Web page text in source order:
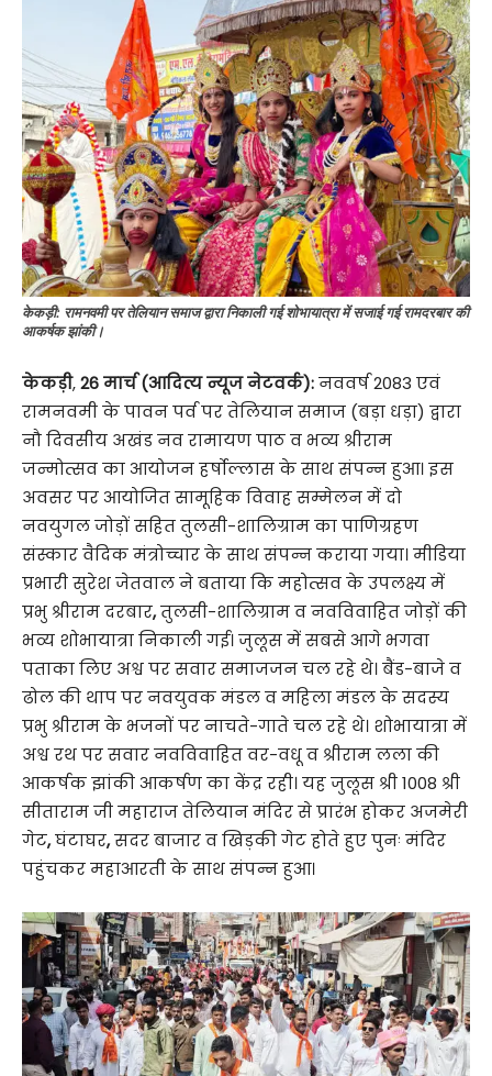
केकड़ी: रामनवमी पर तेलियान समाज द्वारा निकाली गई शोभायात्रा में सजाई गई रामदरबार की
आकर्षक झांकी।
केकड़ी,26 मार्च (आदित्य न्यूज नेटवर्क):नववर्ष 2083 एवं
रामनवमी के पावन पर्व पर तेलियान समाज (बड़ा धड़ा) द्वारा
नौ दिवसीय अखंड नव रामायण पाठ व भव्य श्रीराम
जन्मोत्सव का आयोजन हर्षोल्लास के साथ संपन्न हुआ। इस
अवसर पर आयोजित सामूहिक विवाह सम्मेलन में दो
नवयुगल जोड़ों सहित तुलसी-शालिग्राम का पाणिग्रहण
संस्कार वैदिक मंत्रोच्चार के साथ संपन्न कराया गया। मीडिया
प्रभारी सुरेश जेतवाल ने बताया कि महोत्सव के उपलक्ष्य में
प्रभु श्रीराम दरबार,तुलसी-शालिग्राम व नवविवाहित जोड़ों की
भव्य शोभायात्रा निकाली गई। जुलूस में सबसे आगे भगवा
पताका लिए अश्व पर सवार समाजजन चल रहे थे। बैंड-बाजे व
ढोल की थाप पर नवयुवक मंडल व महिला मंडल के सदस्य
प्रभु श्रीराम के भजनों पर नाचते-गाते चल रहे थे। शोभायात्रा में
अश्व रथ पर सवार नवविवाहित वर-वधू व श्रीराम लला की
आकर्षक झांकी आकर्षण का केंद्र रही। यह जुलूस श्री 1008 श्री
सीताराम जी महाराज तेलियान मंदिर से प्रारंभ होकर अजमेरी
गेट,घंटाघर,सदर बाजार व खिड़की गेट होते हुए पुनः मंदिर
पहुंचकर महाआरती के साथ संपन्न हुआ।